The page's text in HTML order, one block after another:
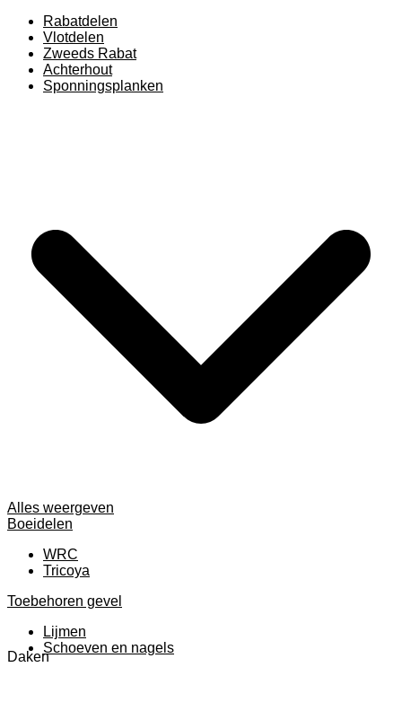
Rabatdelen
Vlotdelen
Zweeds Rabat
Achterhout
Sponningsplanken
Alles weergeven
Boeidelen
WRC
Tricoya
Toebehoren gevel
Lijmen
Schoeven en nagels
Daken